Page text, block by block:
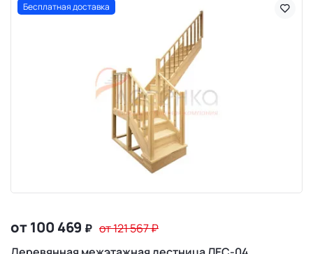
Бесплатная доставка
от 100 469 ₽ от 121 567₽